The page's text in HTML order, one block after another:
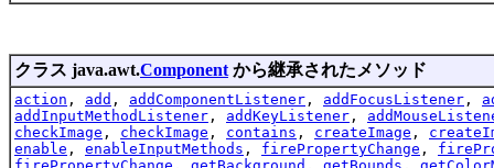
クラス java.awt.Component から継承されたメソッド
action , add , addComponentListener , addFocusListener ,
addInputMethodListener , addKeyListener ,
checkImage , checkImage , contains , createImage ,
enable , enableInputMethods , firePropertyChange ,